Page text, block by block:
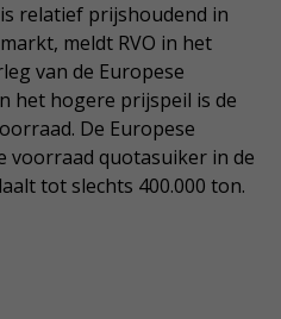
relatief prijshoudend in
meldt RVO in het
van de Europese
het hogere prijspeil is de
De Europese
voorraad quotasuiker in de
tot slechts 400.000 ton.